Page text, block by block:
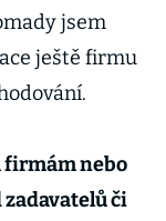
jsem
ještě firmu
firmám nebo
či